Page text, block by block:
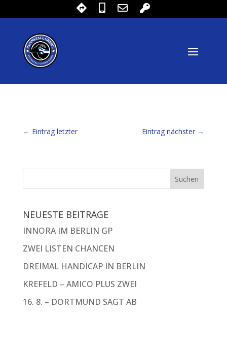
← Eintrag letzter Eintrag nächster →
NEUESTE BEITRÄGE
INNORA IM BERLIN GP
ZWEI LISTEN CHANCEN
DREIMAL HANDICAP IN BERLIN
KREFELD – AMICO PLUS ZWEI
16. 8. – DORTMUND SAGT AB